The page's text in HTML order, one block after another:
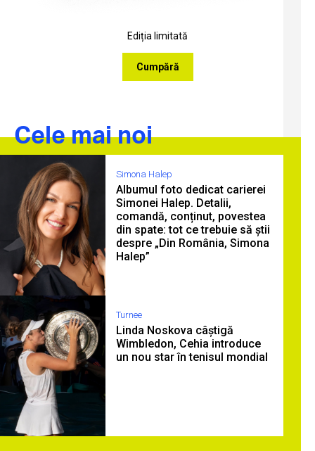
Ediția limitată
Cumpără
Cele mai noi
Simona Halep
Albumul foto dedicat carierei
Simonei Halep. Detalii,
comandă, conținut, povestea
din spate: tot ce trebuie să știi
despre „Din România, Simona
Halep”
Turnee
Linda Noskova câștigă
Wimbledon, Cehia introduce
un nou star în tenisul mondial